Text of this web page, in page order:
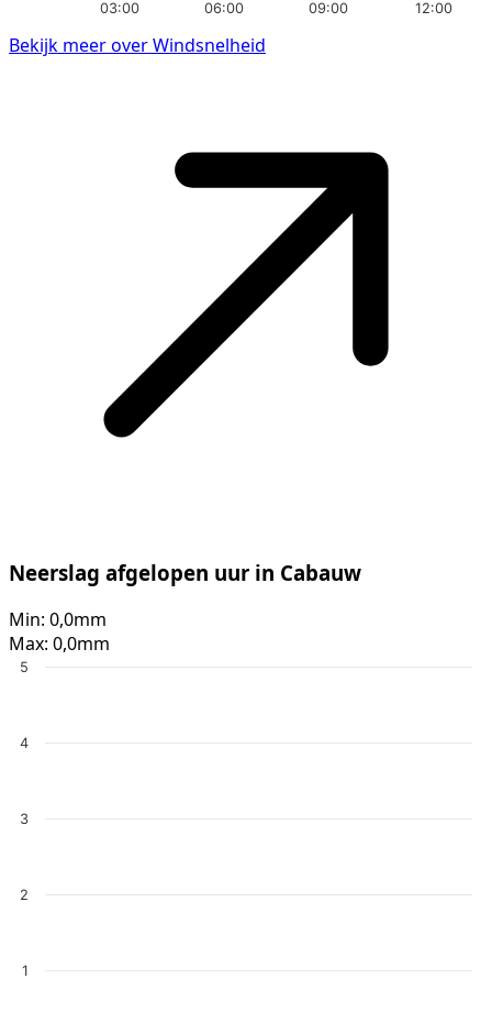
03:00 06:00 09:00 12:00
Bekijk meer over Windsnelheid
Neerslag afgelopen uur in Cabauw
Min: 0,0mm
Max: 0,0mm
1
2
3
4
5